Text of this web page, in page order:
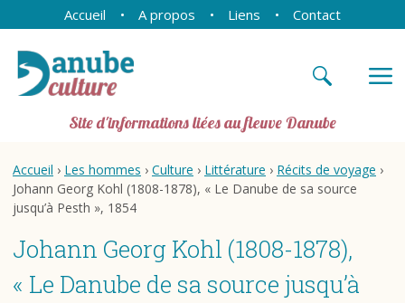
Accueil A propos Liens Contact
Site d'informations liées au fleuve Danube
Accueil › Les hommes › Culture › Littérature › Récits de voyage ›
Johann Georg Kohl (1808-1878), « Le Danube de sa source
jusqu’à Pesth », 1854
Johann Georg Kohl (1808-1878),
« Le Danube de sa source jusqu’à